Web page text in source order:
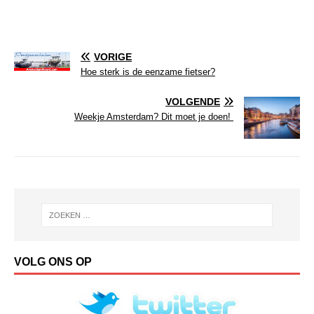
VORIGE
Hoe sterk is de eenzame fietser?
VOLGENDE
Weekje Amsterdam? Dit moet je doen!
VOLG ONS OP